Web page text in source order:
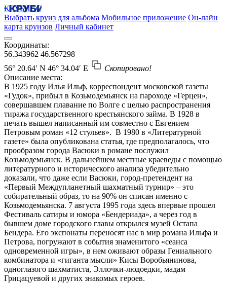
КРУБИСС
Выбрать круиз для альбома Мобильное приложение Он-лайн
карта круизов Личный кабинет
Координаты:
56.343962 46.567298
56° 20.64′ N 46° 34.04′ E
Скопировано!
Описание места:
В 1925 году Илья Ильф, корреспондент московской газеты
«Гудок», прибыл в Козьмодемьянск на пароходе «Герцен»,
совершавшем плавание по Волге с целью распространения
тиража государственного крестьянского займа. В 1928 в
печать вышел написанный им совместно с Евгением
Петровым роман «12 стульев». В 1980 в «Литературной
газете» была опубликована статья, где предполагалось, что
прообразом города Васюки в романе послужил
Козьмодемьянск. В дальнейшем местные краеведы с помощью
литературного и исторического анализа убедительно
доказали, что даже если Васюки, город-претендент на
«Первый Междупланетный шахматный турнир» – это
собирательный образ, то на 90% он списан именно с
Козьмодемьянска. 7 августа 1995 года здесь впервые прошел
Фестиваль сатиры и юмора «Бендериада», а через год в
бывшем доме городского главы открылся музей Остапа
Бендера. Его экспонаты переносят нас в мир романа Ильфа и
Петрова, погружают в события знаменитого «сеанса
одновременной игры», в нем оживают образы Гениального
комбинатора и «гиганта мысли» Кисы Воробьянинова,
одноглазого шахматиста, Эллочки-людоедки, мадам
Грицацуевой и других знакомых героев.